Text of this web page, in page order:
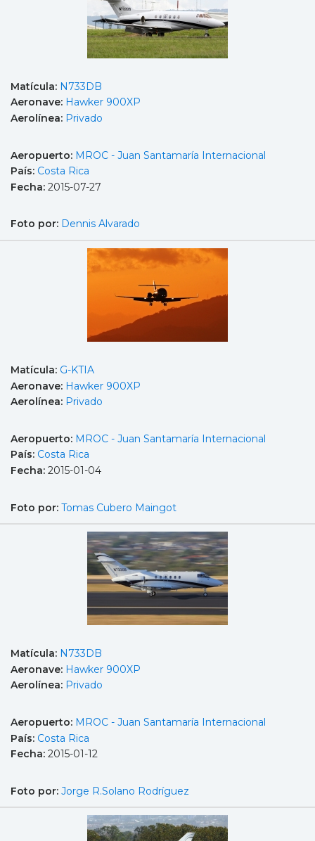
Matícula: N733DB
Aeronave: Hawker 900XP
Aerolínea: Privado
Aeropuerto: MROC - Juan Santamaría Internacional
País: Costa Rica
Fecha: 2015-07-27
Foto por: Dennis Alvarado
Matícula: G-KTIA
Aeronave: Hawker 900XP
Aerolínea: Privado
Aeropuerto: MROC - Juan Santamaría Internacional
País: Costa Rica
Fecha: 2015-01-04
Foto por: Tomas Cubero Maingot
Matícula: N733DB
Aeronave: Hawker 900XP
Aerolínea: Privado
Aeropuerto: MROC - Juan Santamaría Internacional
País: Costa Rica
Fecha: 2015-01-12
Foto por: Jorge R.Solano Rodríguez